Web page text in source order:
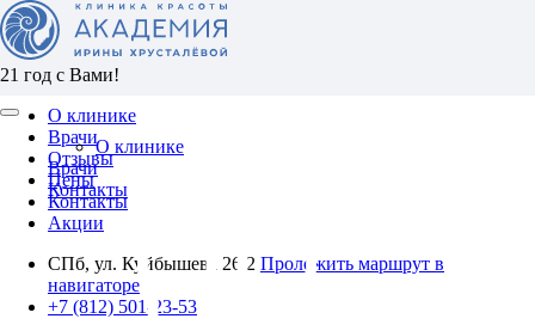
21 год с Вами!
О клинике
Врачи
Отзывы
Цены
Контакты
Акции
СПб, ул. Куйбышева 26/2 Проложить маршрут в
навигаторе
+7 (812) 501-23-53
О клинике
Врачи
Контакты